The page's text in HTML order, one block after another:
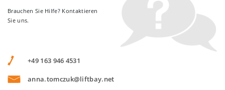
Brauchen Sie Hilfe? Kontaktieren
Sie uns.
+49 163 946 4531
anna.tomczuk@liftbay.net